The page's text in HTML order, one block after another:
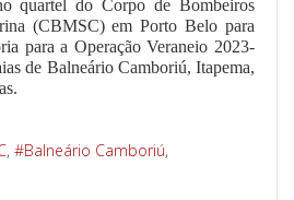
quartel do Corpo de Bombeiros
(CBMSC) em Porto Belo para
para a Operação Veraneio 2023-
de Balneário Camboriú, Itapema,
Balneário Camboriú